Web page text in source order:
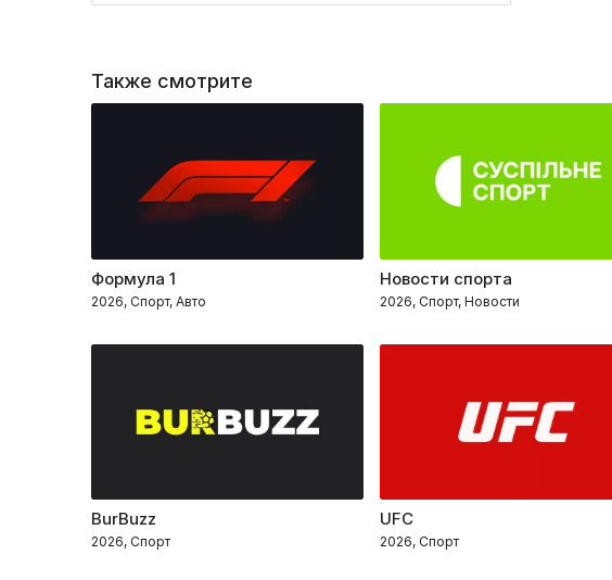
Также смотрите
Формула 1
2026, Спорт, Авто
Новости спорта
2026, Спорт, Новости
BurBuzz
2026, Спорт
UFC
2026, Спорт